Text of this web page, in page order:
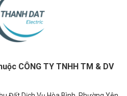
CÔNG TY TNHH TM & DV